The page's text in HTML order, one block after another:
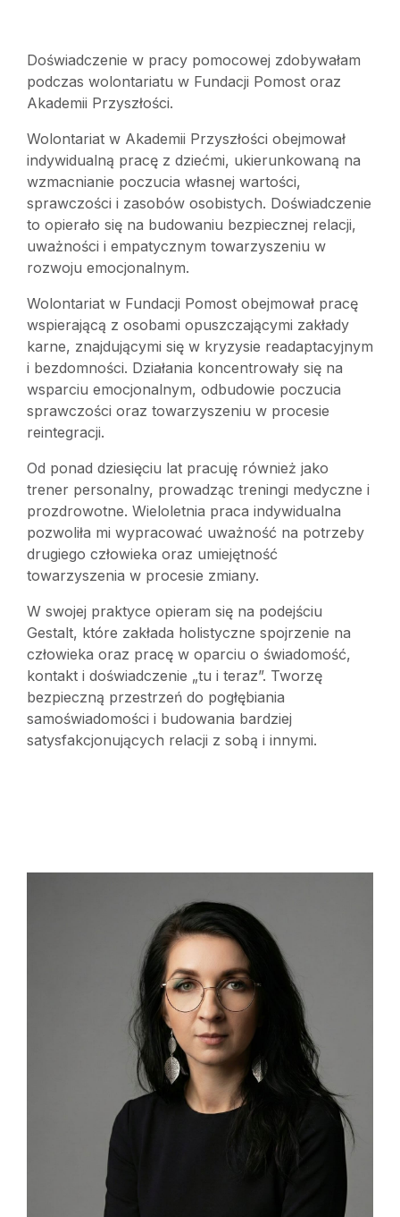
Doświadczenie w pracy pomocowej zdobywałam
podczas wolontariatu w Fundacji Pomost oraz
Akademii Przyszłości.
Wolontariat w Akademii Przyszłości obejmował
indywidualną pracę z dziećmi, ukierunkowaną na
wzmacnianie poczucia własnej wartości,
sprawczości i zasobów osobistych. Doświadczenie
to opierało się na budowaniu bezpiecznej relacji,
uważności i empatycznym towarzyszeniu w
rozwoju emocjonalnym.
Wolontariat w Fundacji Pomost obejmował pracę
wspierającą z osobami opuszczającymi zakłady
karne, znajdującymi się w kryzysie readaptacyjnym
i bezdomności. Działania koncentrowały się na
wsparciu emocjonalnym, odbudowie poczucia
sprawczości oraz towarzyszeniu w procesie
reintegracji.
Od ponad dziesięciu lat pracuję również jako
trener personalny, prowadząc treningi medyczne i
prozdrowotne. Wieloletnia praca indywidualna
pozwoliła mi wypracować uważność na potrzeby
drugiego człowieka oraz umiejętność
towarzyszenia w procesie zmiany.
W swojej praktyce opieram się na podejściu
Gestalt, które zakłada holistyczne spojrzenie na
człowieka oraz pracę w oparciu o świadomość,
kontakt i doświadczenie „tu i teraz”. Tworzę
bezpieczną przestrzeń do pogłębiania
samoświadomości i budowania bardziej
satysfakcjonujących relacji z sobą i innymi.